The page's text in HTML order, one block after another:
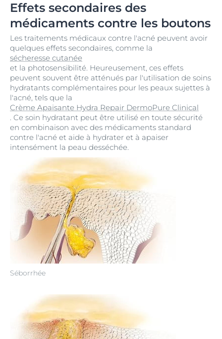
Effets secondaires des
médicaments contre les boutons
Séborrhée
Les traitements médicaux contre l'acné peuvent avoir
quelques effets secondaires, comme la
sécheresse cutanée
et la photosensibilité. Heureusement, ces effets
peuvent souvent être atténués par l'utilisation de soins
hydratants complémentaires pour les peaux sujettes à
l'acné, tels que la
Crème Apaisante Hydra Repair DermoPure Clinical
. Ce soin hydratant peut être utilisé en toute sécurité
en combinaison avec des médicaments standard
contre l'acné et aide à hydrater et à apaiser
intensément la peau desséchée.